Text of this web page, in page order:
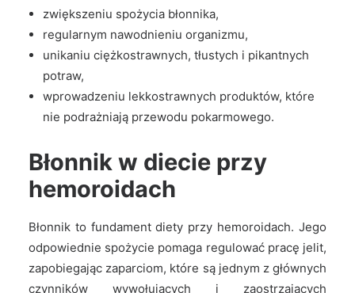
zwiększeniu spożycia błonnika,
regularnym nawodnieniu organizmu,
unikaniu ciężkostrawnych, tłustych i pikantnych
potraw,
wprowadzeniu lekkostrawnych produktów, które
nie podrażniają przewodu pokarmowego.
Błonnik w diecie przy
hemoroidach
Błonnik to fundament diety przy hemoroidach. Jego
odpowiednie spożycie pomaga regulować pracę jelit,
zapobiegając zaparciom, które są jednym z głównych
czynników wywołujących i zaostrzających